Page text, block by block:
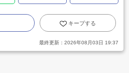
キープする
最終更新： 2026年08月03日 19:37